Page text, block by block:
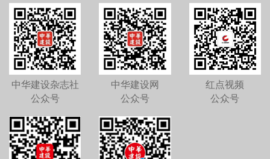
中华建设杂志社
公众号
中华建设网
公众号
红点视频
公众号